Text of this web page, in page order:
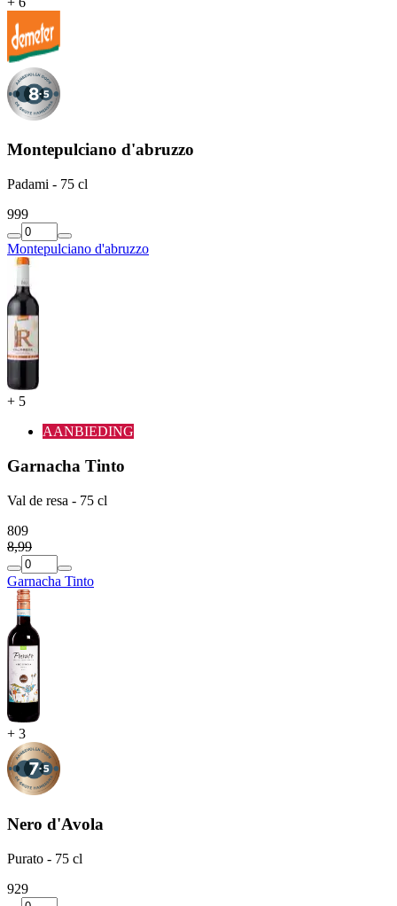
Montepulciano d'abruzzo
Padami - 75 cl
999
Montepulciano d'abruzzo
+ 5
AANBIEDING
Garnacha Tinto
Val de resa - 75 cl
809
8,99
Garnacha Tinto
+ 3
Nero d'Avola
Purato - 75 cl
929